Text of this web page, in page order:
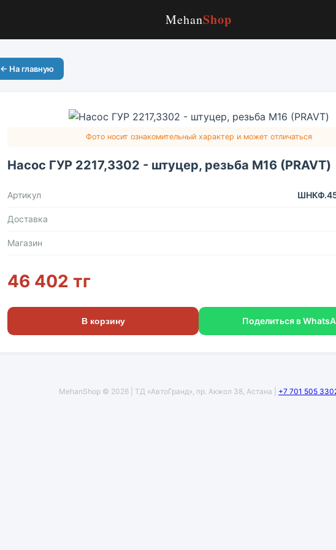
MehanShop
← На главную
Фото носит ознакомительный характер и может отличаться
Насос ГУР 2217,3302 - штуцер, резьба М16 (PRAVT)
Артикул
Доставка
Магазин
46 402 тг
В корзину Поделиться в
MehanShop © 2026 | ТД «АвтоГранд», пр. Акжол 38, Астана | +7 701 505